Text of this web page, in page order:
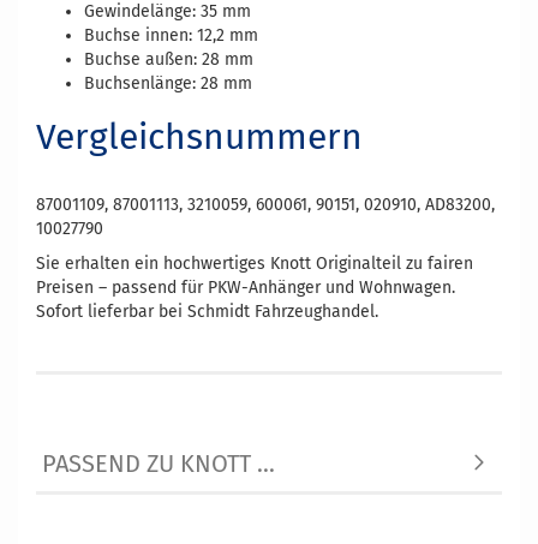
Gewindelänge: 35 mm
Buchse innen: 12,2 mm
Buchse außen: 28 mm
Buchsenlänge: 28 mm
Vergleichsnummern
87001109, 87001113, 3210059, 600061, 90151, 020910, AD83200,
10027790
Sie erhalten ein hochwertiges Knott Originalteil zu fairen
Preisen – passend für PKW-Anhänger und Wohnwagen.
Sofort lieferbar bei Schmidt Fahrzeughandel.
PASSEND ZU KNOTT ...